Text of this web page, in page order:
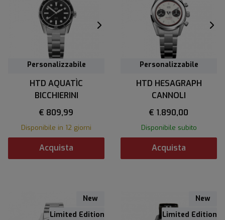
Personalizzabile
Personalizzabile
HTD AQUATÌC
BICCHIERINI
€ 809,99
Disponibile in 12 giorni
Acquista
Personalizzabile
Personalizzabile
HTD HESAGRAPH
CANNOLI
€ 1.890,00
Disponibile subito
Acquista
New
Limited Edition
New
Limited Edition